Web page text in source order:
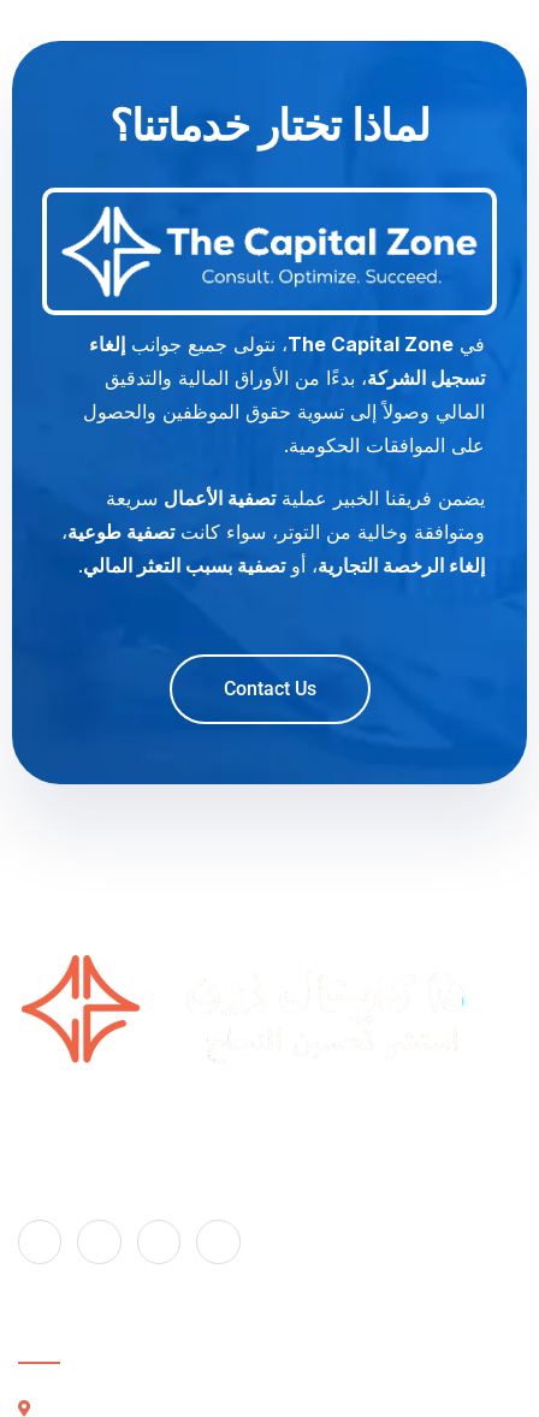
لماذا تختار خدماتنا؟
في The Capital Zone، نتولى جميع جوانب إلغاء
تسجيل الشركة، بدءًا من الأوراق المالية والتدقيق
المالي وصولاً إلى تسوية حقوق الموظفين والحصول
على الموافقات الحكومية.
يضمن فريقنا الخبير عمليةتصفية الأعمال سريعة
ومتوافقة وخالية من التوتر، سواء كانتتصفية طوعية،
إلغاء الرخصة التجارية، أوتصفية بسبب التعثر المالي.
Contact Us